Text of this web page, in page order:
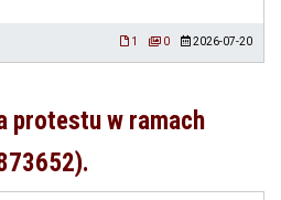
1 0 2026-07-20
protestu w ramach